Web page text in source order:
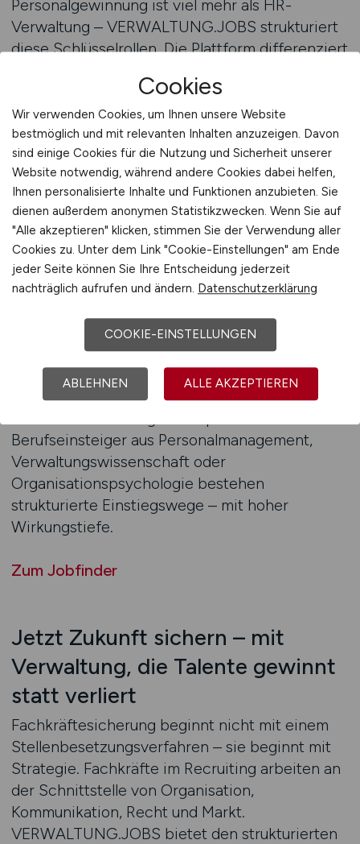
Personalgewinnung ist viel mehr als HR-
Verwaltung – VERWALTUNG.JOBS strukturiert
diese Schlüsselrollen. Die Plattform differenziert
Führungskräfte), Recruitinginstrument
(klassisch, digital, dialogorientiert),
Organisationsgröße, Verfahrensart
(Direktbesetzung, Ausschreibung,
Auswahlverfahren), Steuerungsrahmen und
Schnittstellen (Personalrat, Fachamt,
Gleichstellung). Anzeigen zeigen deutlich, wie
Bewerbungsprozesse gesteuert,
Entscheidungen dokumentiert und Reichweiten
strategisch erhöht werden. Auch
Bildungswesen oder der Personalberatung
finden Anschluss – insbesondere in Bereichen
wie Ausbildungsmarketing, Auswahlberatung
oder Projektverantwortung für
Berufseinsteiger aus Personalmanagement,
Verwaltungswissenschaft oder
Organisationspsychologie bestehen
strukturierte Einstiegswege – mit hoher
Wirkungstiefe.
Zum Jobfinder
Jetzt Zukunft sichern – mit
Verwaltung, die Talente gewinnt
statt verliert
Fachkräftesicherung beginnt nicht mit einem
Stellenbesetzungsverfahren – sie beginnt mit
Strategie. Fachkräfte im Recruiting arbeiten an
der Schnittstelle von Organisation,
Kommunikation, Recht und Markt.
VERWALTUNG.JOBS bietet den strukturierten
Cookies
Wir verwenden Cookies, um Ihnen unsere Website
bestmöglich und mit relevanten Inhalten anzuzeigen. Davon
sind einige Cookies für die Nutzung und Sicherheit unserer
Website notwendig, während andere Cookies dabei helfen,
Ihnen personalisierte Inhalte und Funktionen anzubieten. Sie
dienen außerdem anonymen Statistikzwecken. Wenn Sie auf
"Alle akzeptieren" klicken, stimmen Sie der Verwendung aller
Cookies zu. Unter dem Link "Cookie-Einstellungen" am Ende
jeder Seite können Sie Ihre Entscheidung jederzeit
nachträglich aufrufen und ändern. Datenschutzerklärung
COOKIE-EINSTELLUNGEN
ABLEHNEN ALLE AKZEPTIEREN